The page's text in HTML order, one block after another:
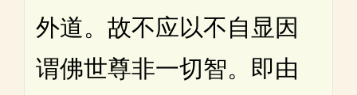
外道。故不应以不自显因
谓佛世尊非一切智。即由